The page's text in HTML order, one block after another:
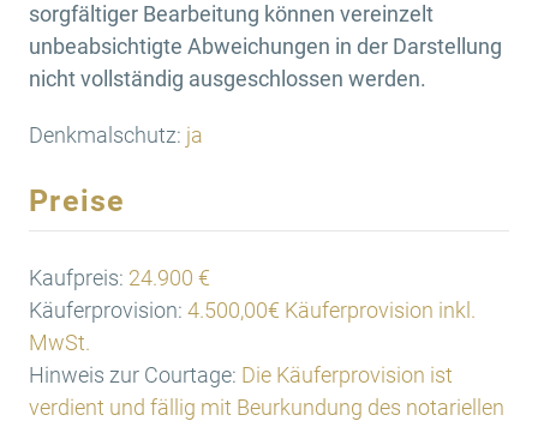
sorgfältiger Bearbeitung können vereinzelt
unbeabsichtigte Abweichungen in der Darstellung
nicht vollständig ausgeschlossen werden.
Denkmalschutz: ja
Preise
Kaufpreis: 24.900 €
Käuferprovision: 4.500,00€ Käuferprovision inkl.
MwSt.
Hinweis zur Courtage: Die Käuferprovision ist
verdient und fällig mit Beurkundung des notariellen